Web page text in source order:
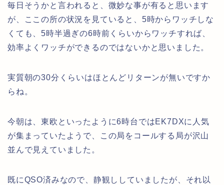
毎日そうかと言われると、微妙な事が有ると思います
が、ここの所の状況を見ていると、5時からワッチしな
くても、5時半過ぎの6時前くらいからワッチすれば、
効率よくワッチができるのではないかと思いました。
実質朝の30分くらいはほとんどリターンが無いですか
らね。
今朝は、東欧といったように6時台ではEK7DXに人気
が集まっていたようで、この局をコールする局が沢山
並んで見えていました。
既にQSO済みなので、静観ししていましたが、それ以